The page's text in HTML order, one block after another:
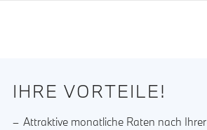
IHRE VORTEILE!
Attraktive monatliche Raten nach Ihrer